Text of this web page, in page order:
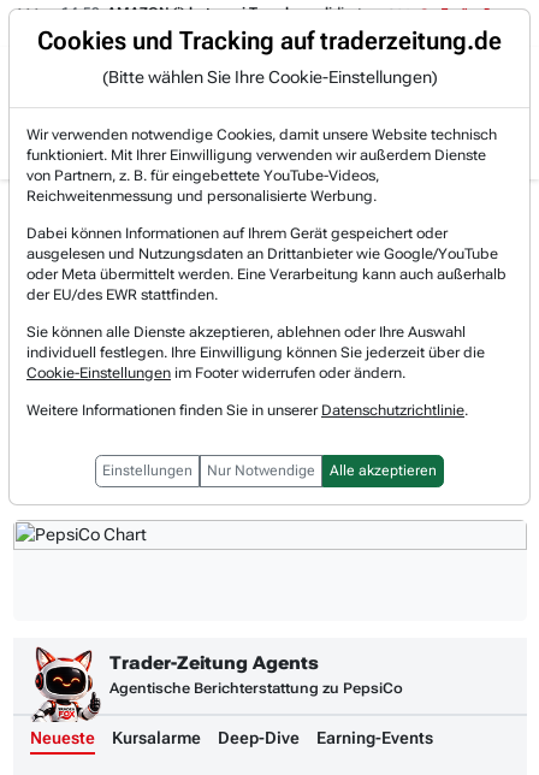
Trading-Room
AMAZON (i) hat zwei Tage konsolidiert. 14:35 IONQ von den
PepsiCo Aktie News &
Nachrichten
[WKN: 851995 | Symbol: PEP]
Realtimekurs
-0,66 %
137,86 $
Vorbörsliche Indikationen
Regulärer Handel
Trader-Zeitung Agents
Agentische Berichterstattung zu PepsiCo
Neueste Kursalarme Deep-Dive Earning-Events
Cookies und Tracking auf traderzeitung.de
(Bitte wählen Sie Ihre Cookie-Einstellungen)
Wir verwenden notwendige Cookies, damit unsere Website technisch
funktioniert. Mit Ihrer Einwilligung verwenden wir außerdem Dienste
von Partnern, z. B. für eingebettete YouTube-Videos,
Reichweitenmessung und personalisierte Werbung.
Dabei können Informationen auf Ihrem Gerät gespeichert oder
ausgelesen und Nutzungsdaten an Drittanbieter wie Google/YouTube
oder Meta übermittelt werden. Eine Verarbeitung kann auch außerhalb
der EU/des EWR stattfinden.
Sie können alle Dienste akzeptieren, ablehnen oder Ihre Auswahl
individuell festlegen. Ihre Einwilligung können Sie jederzeit über die
Cookie-Einstellungen im Footer widerrufen oder ändern.
Weitere Informationen finden Sie in unserer Datenschutzrichtlinie.
Einstellungen Nur Notwendige Alle akzeptieren